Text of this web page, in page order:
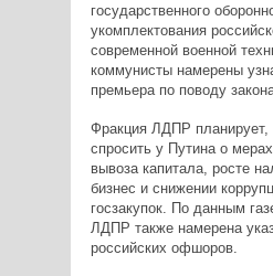
государственного
укомплектования
современной военной
коммунисты намерены
премьера по поводу
Фракция ЛДПР планирует,
спросить у Путина о
вывоза капитала, росте
бизнес и снижении
госзакупок. По данным
ЛДПР также намерена
российских офшоров.